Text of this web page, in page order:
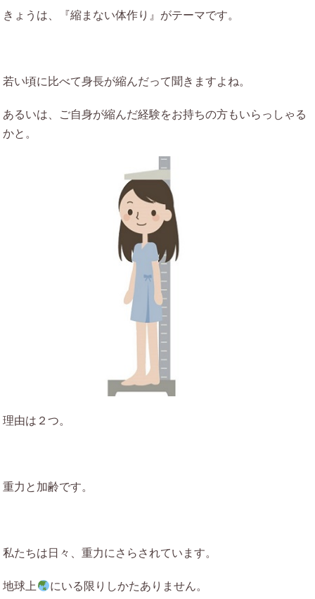
きょうは、『縮まない体作り』がテーマです。
若い頃に比べて身長が縮んだって聞きますよね。
あるいは、ご自身が縮んだ経験をお持ちの方もいらっしゃる
かと。
理由は２つ。
重力と加齢です。
私たちは日々、重力にさらされています。
地球上 にいる限りしかたありません。